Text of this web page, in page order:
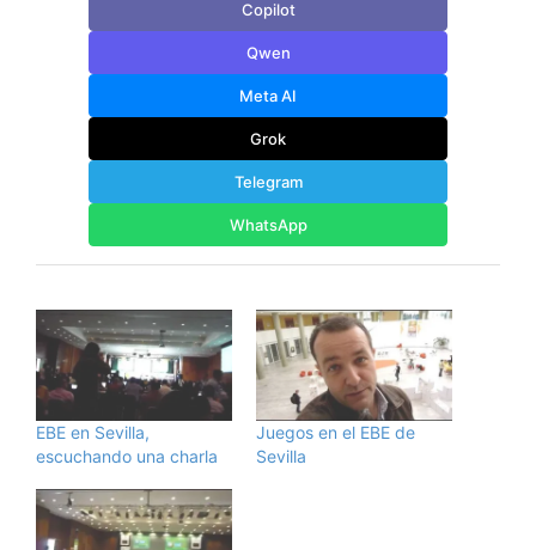
Copilot
Qwen
Meta AI
Grok
Telegram
WhatsApp
EBE en Sevilla,
escuchando una charla
Juegos en el EBE de
Sevilla